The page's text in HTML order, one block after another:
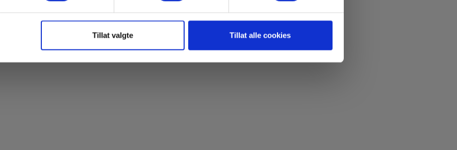
Tillat valgte Tillat alle cookies